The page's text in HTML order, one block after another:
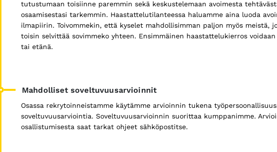
tutustumaan toisiinne paremmin sekä keskustelemaan avoimesta
osaamisestasi tarkemmin. Haastattelutilanteessa haluamme aina luoda
ilmapiirin. Toivommekin, että kyselet mahdollisimman paljon myös meistä,
toisin selvittää sovimmeko yhteen. Ensimmäinen haastattelukierros
tai etänä.
Mahdolliset soveltuvuusarvioinnit
Osassa rekrytoinneistamme käytämme arvioinnin tukena
soveltuvuusarviointia. Soveltuvuusarvioinnin suorittaa kumppanimme.
osallistumisesta saat tarkat ohjeet sähköpostitse.